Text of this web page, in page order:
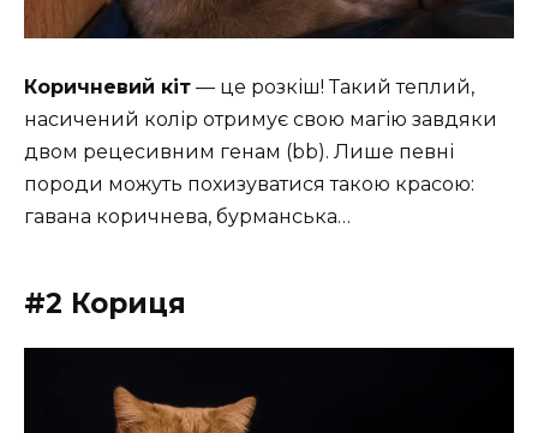
Коричневий кіт — це розкіш! Такий теплий,
насичений колір отримує свою магію завдяки
двом рецесивним генам (bb). Лише певні
породи можуть похизуватися такою красою:
гавана коричнева, бурманська…
#2 Кориця